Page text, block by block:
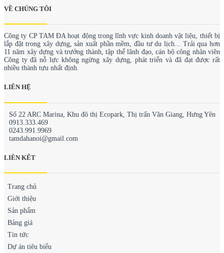
VỀ CHÚNG TÔI
Công ty CP TAM ĐA hoạt động trong lĩnh vực kinh doanh vật liệu, thiết bị
lắp đặt trong xây dựng, sản xuất phần mềm, đầu tư du lịch... Trải qua hơn
11 năm xây dựng và trưởng thành, tập thể lãnh đạo, cán bộ công nhân viên
Công ty đã nỗ lực không ngừng xây dựng, phát triển và đã đạt được rất
nhiều thành tựu nhất định.
LIÊN HỆ
Số 22 ARC Marina, Khu đô thị Ecopark, Thị trấn Văn Giang, Hưng Yên
0913.333.469
0243.991.9969
tamdahanoi@gmail.com
LIÊN KẾT
Trang chủ
Giới thiệu
Sản phẩm
Bảng giá
Tin tức
Dự án tiêu biểu